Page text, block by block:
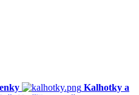
Kalhotky a